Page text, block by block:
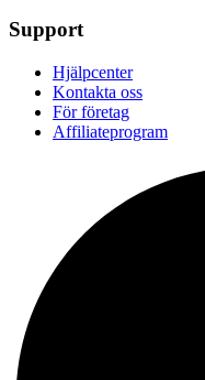
Support
Hjälpcenter
Kontakta oss
För företag
Affiliateprogram